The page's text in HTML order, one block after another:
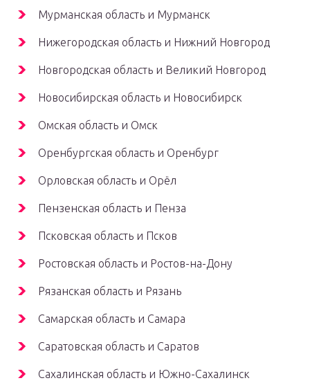
Мурманская область и Мурманск
Нижегородская область и Нижний Новгород
Новгородская область и Великий Новгород
Новосибирская область и Новосибирск
Омская область и Омск
Оренбургская область и Оренбург
Орловская область и Орёл
Пензенская область и Пенза
Псковская область и Псков
Ростовская область и Ростов-на-Дону
Рязанская область и Рязань
Самарская область и Самара
Саратовская область и Саратов
Сахалинская область и Южно-Сахалинск